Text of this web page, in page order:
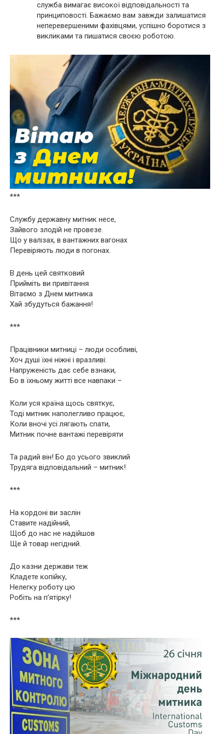
служба вимагає високої відповідальності та
принциповості. Бажаємо вам завжди залишатися
неперевершеними фахівцями, успішно боротися з
викликами та пишатися своєю роботою.
***
Службу державну митник несе,
Зайвого злодій не провезе.
Що у валізах, в вантажних вагонах
Перевіряють люди в погонах.
В день цей святковий
Прийміть ви привітання
Вітаємо з Днем митника
Хай збудуться бажання!
***
Працівники митниці – люди особливі,
Хоч душі їхні ніжні і вразливі:
Напруженість дає себе взнаки,
Бо в їхньому житті все навпаки –
Коли уся країна щось святкує,
Тоді митник наполегливо працює,
Коли вночі усі лягають спати,
Митник почне вантажі перевіряти
Та радий він! Бо до усього звиклий
Трудяга відповідальний – митник!
***
На кордоні ви заслін
Ставите надійний,
Щоб до нас не надійшов
Ще й товар негідний.
До казни держави теж
Кладете копійку,
Нелегку роботу цю
Робіть на п’ятірку!
***